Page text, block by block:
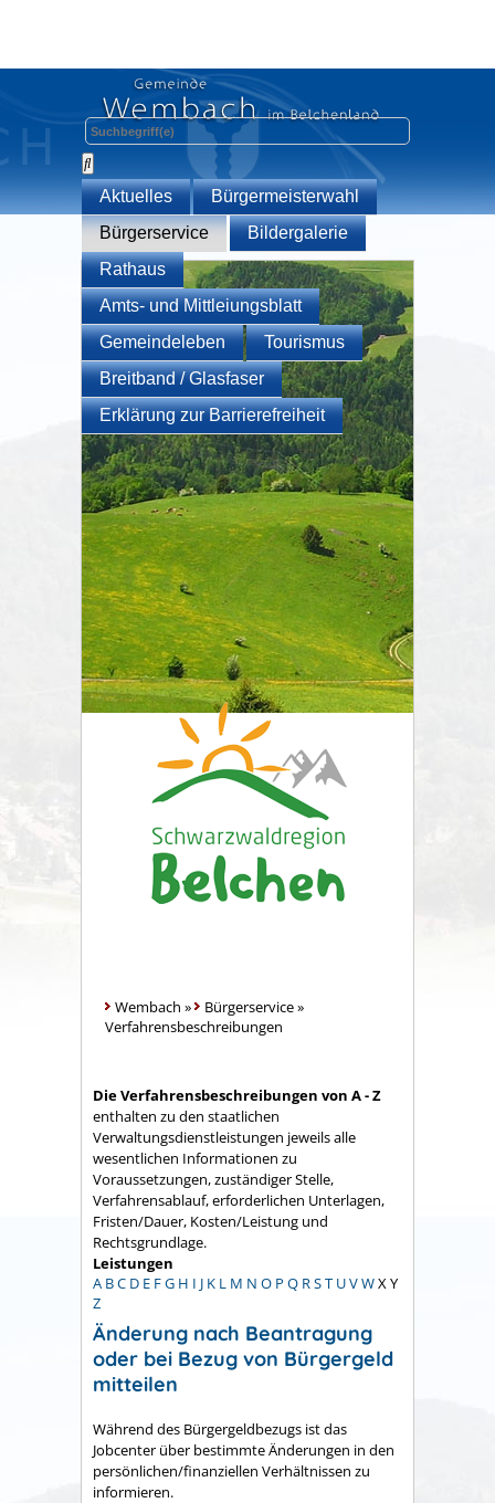
Aktuelles
Bürgermeisterwahl
Bürgerservice
Bildergalerie
Rathaus
Amts- und Mittleiungsblatt
Gemeindeleben
Tourismus
Breitband / Glasfaser
Erklärung zur Barrierefreiheit
Wembach » Bürgerservice»
Verfahrensbeschreibungen
Die Verfahrensbeschreibungen von A - Z
enthalten zu den staatlichen
Verwaltungsdienstleistungen jeweils alle
wesentlichen Informationen zu
Voraussetzungen, zuständiger Stelle,
Verfahrensablauf, erforderlichen Unterlagen,
Fristen/Dauer, Kosten/Leistung und
Rechtsgrundlage.
Leistungen
A BC D E FG H I J K L M N O P Q RST UVWX Y
Z
Änderung nach Beantragung
oder bei Bezug von Bürgergeld
mitteilen
Während des Bürgergeldbezugs ist das
Jobcenter über bestimmte Änderungen in den
persönlichen/finanziellen Verhältnissen zu
informieren.